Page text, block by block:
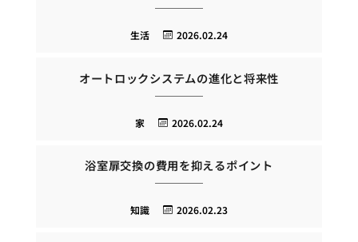
2026.02.24
生活
オートロックシステムの進化と将来性
2026.02.24
家
浴室扉交換の費用を抑えるポイント
2026.02.23
知識